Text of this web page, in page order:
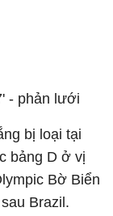
- phản lưới
bị loại tại
bảng D ở vị
Bờ Biển
Brazil.